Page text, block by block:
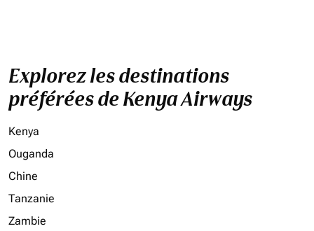
Explorez les destinations
préférées de Kenya Airways
Kenya
Ouganda
Chine
Tanzanie
Zambie